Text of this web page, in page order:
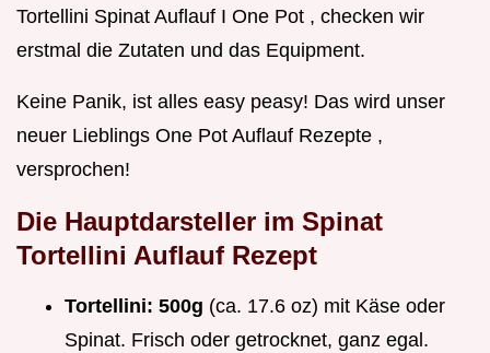
Tortellini Spinat Auflauf I One Pot , checken wir
erstmal die Zutaten und das Equipment.
Keine Panik, ist alles easy peasy! Das wird unser
neuer Lieblings One Pot Auflauf Rezepte ,
versprochen!
Die Hauptdarsteller im Spinat
Tortellini Auflauf Rezept
Tortellini: 500g (ca. 17.6 oz) mit Käse oder
Spinat. Frisch oder getrocknet, ganz egal.